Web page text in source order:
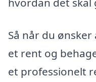
Så når du
et rent og
et professionelt